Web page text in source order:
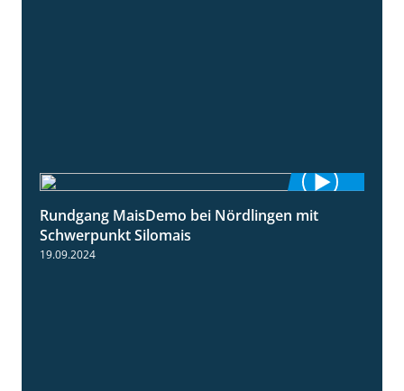
10:51
Rundgang MaisDemo bei Nördlingen mit
Schwerpunkt Silomais
19.09.2024